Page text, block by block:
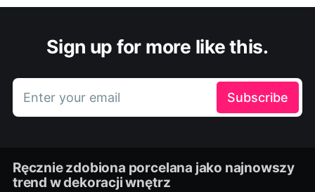
Sign up for more like this.
Enter your email Subscribe
Ręcznie zdobiona porcelana jako najnowszy
trend w dekoracji wnętrz